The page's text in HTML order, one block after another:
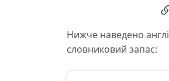
Нижче наведено
словниковий запас: